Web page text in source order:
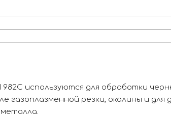
используются для обработки
газоплазменной резки, окалины и для